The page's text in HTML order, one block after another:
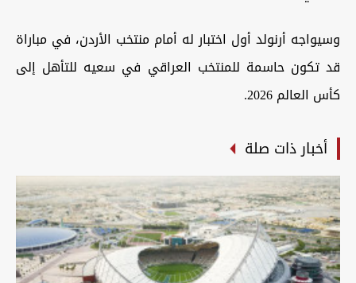
وسيواجه أرنولد أول اختبار له أمام منتخب الأردن، في مباراة
قد تكون حاسمة للمنتخب العراقي في سعيه للتأهل إلى
كأس العالم 2026.
أخبار ذات صلة